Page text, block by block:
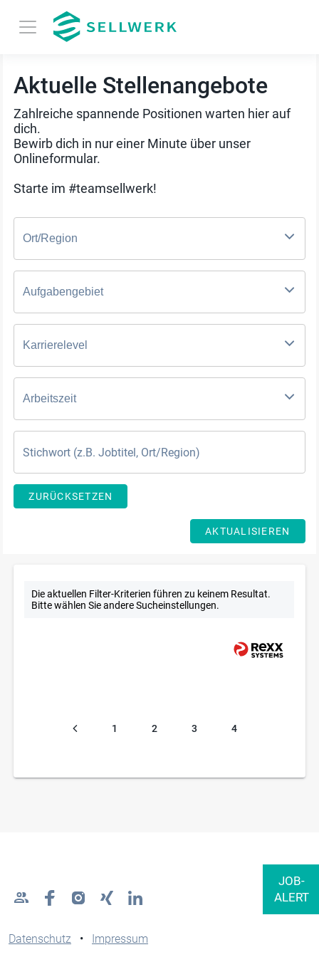
Aktuelle Stellenangebote
Zahlreiche spannende Positionen warten hier auf
dich.
Bewirb dich in nur einer Minute über unser
Onlineformular.
Starte im #teamsellwerk!
Ort/Region
Aufgabengebiet
Karrierelevel
Arbeitszeit
ZURÜCKSETZEN
AKTUALISIEREN
Die aktuellen Filter-Kriterien führen zu keinem Resultat.
Bitte wählen Sie andere Sucheinstellungen.
1 2 3 4
Datenschutz • Impressum